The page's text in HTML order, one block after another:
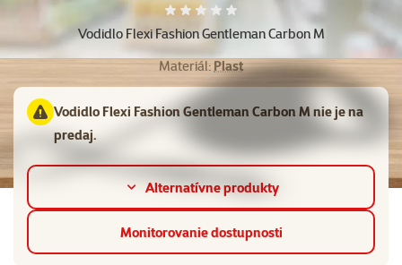
Vodidlo Flexi Fashion Gentleman Carbon M
Hodnotenie 0%
Materiál: Plast
Vodidlo Flexi Fashion Gentleman Carbon M nie je na
predaj.
Alternatívne produkty
Monitorovanie dostupnosti